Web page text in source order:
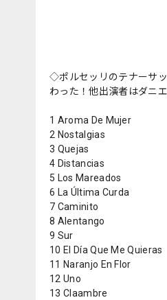
◇ポルセッリのテナーサ
わった！他出演者はダニ
1 Aroma De Mujer
2 Nostalgias
3 Quejas
4 Distancias
5 Los Mareados
6 La Última Curda
7 Caminito
8 Alentango
9 Sur
10 El Día Que Me Quieras
11 Naranjo En Flor
12 Uno
13 Claambre